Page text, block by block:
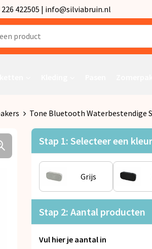
422505 | info@silviabruin.nl
Tone Bluetooth Waterbestendige
Stap 1: Selecteer een kleur
Grijs
Stap 2: Aantal producten
Vul hier je aantal in